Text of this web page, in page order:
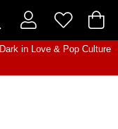
Dark in Love& Pop Culture